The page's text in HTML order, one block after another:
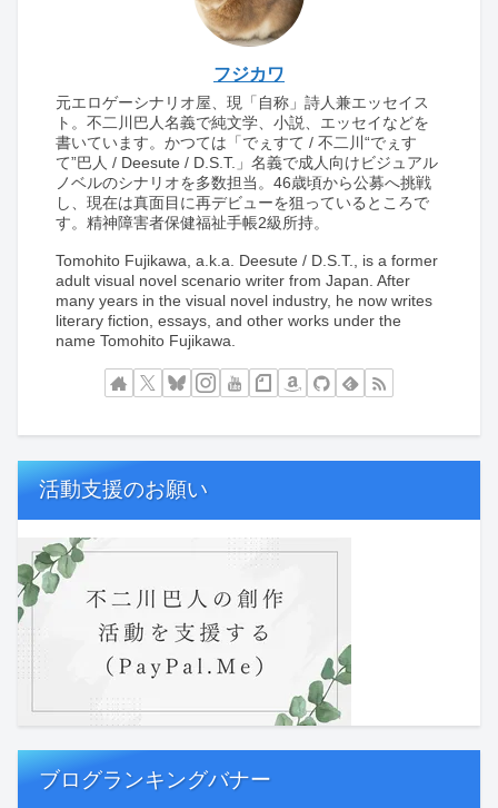
フジカワ
元エロゲーシナリオ屋、現「自称」詩人兼エッセイス
ト。不二川巴人名義で純文学、小説、エッセイなどを
書いています。かつては「でぇすて / 不二川“でぇす
て”巴人 / Deesute / D.S.T.」名義で成人向けビジュアル
ノベルのシナリオを多数担当。46歳頃から公募へ挑戦
し、現在は真面目に再デビューを狙っているところで
す。精神障害者保健福祉手帳2級所持。
Tomohito Fujikawa, a.k.a. Deesute / D.S.T., is a former
adult visual novel scenario writer from Japan. After
many years in the visual novel industry, he now writes
literary fiction, essays, and other works under the
name Tomohito Fujikawa.
活動支援のお願い
ブログランキングバナー